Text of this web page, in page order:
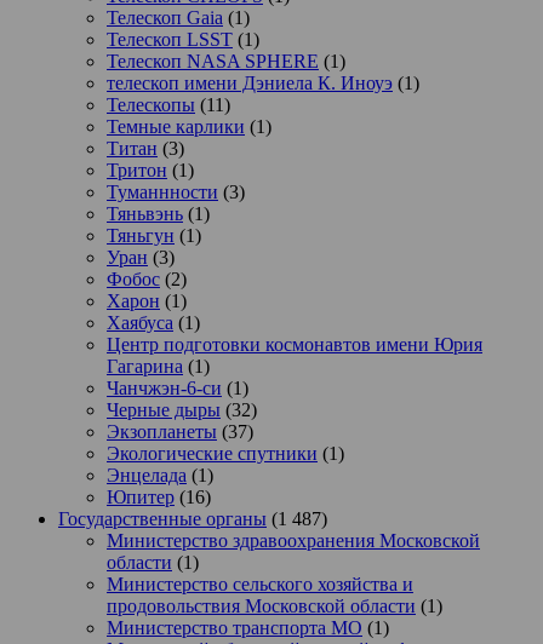
Телескоп Gaia (1)
Телескоп LSST (1)
Телескоп NASA SPHERE (1)
телескоп имени Дэниела К. Иноуэ (1)
Телескопы (11)
Темные карлики (1)
Титан (3)
Тритон (1)
Туманнности (3)
Тяньвэнь (1)
Тяньгун (1)
Уран (3)
Фобос (2)
Харон (1)
Хаябуса (1)
Центр подготовки космонавтов имени Юрия
Гагарина (1)
Чанчжэн-6-си (1)
Черные дыры (32)
Экзопланеты (37)
Экологические спутники (1)
Энцелада (1)
Юпитер (16)
Государственные органы (1 487)
Министерство здравоохранения Московской
области (1)
Министерство сельского хозяйства и
продовольствия Московской области (1)
Министерство транспорта МО (1)